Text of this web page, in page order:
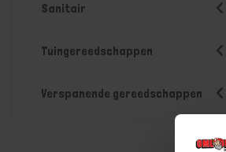
Sanitair
Tuingereedschappen
Verspanende gereedschappen